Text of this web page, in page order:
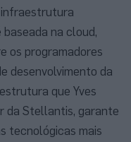
infraestrutura
na cloud,
os programadores
desenvolvimento da
que Yves
da Stellantis, garante
tecnológicas mais